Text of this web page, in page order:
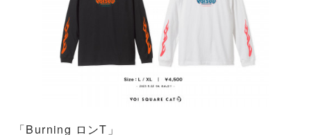
「Burning ロンT」